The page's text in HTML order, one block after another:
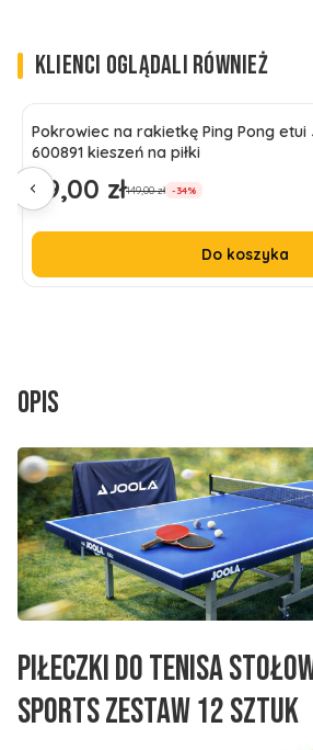
KLIENCI OGLĄDALI RÓWNIEŻ
Pokrowiec na rakietkę Ping Pong
600891 kieszeń na piłki
Cena promocyjna
99,00 zł149,00 zł -34%
Do koszyka
Opis
Piłeczki do tenisa
Sports zestaw 12 sztuk